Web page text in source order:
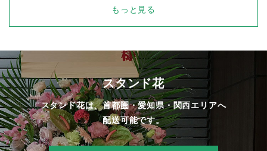
もっと見る
スタンド花
スタンド花は、首都圏・愛知県・関西エリアへ
配送可能です。